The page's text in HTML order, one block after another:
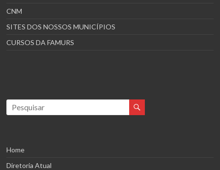
CNM
SITES DOS NOSSOS MUNICÍPIOS
CURSOS DA FAMURS
Home
Diretoria Atual